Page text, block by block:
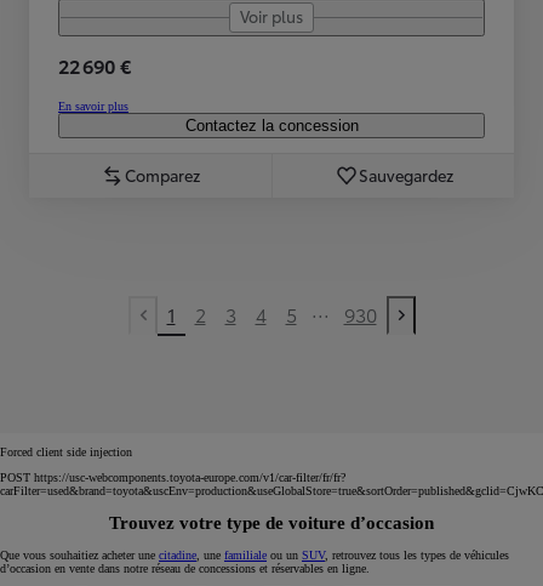
Voir plus
22 690 €
En savoir plus
Contactez la concession
Comparez Sauvegardez
Previous page
1 2 3 4 5 ... 930
Next page
Forced client side injection
POST https://usc-webcomponents.toyota-europe.com/v1/car-filter/fr/fr?
Trouvez votre type de voiture d’occasion
Que vous souhaitiez acheter une citadine , une familiale ou un SUV, retrouvez tous les types de véhicules
d’occasion en vente dans notre réseau de concessions et réservables en ligne.